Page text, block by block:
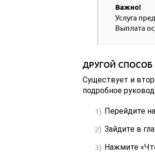
Важно!
Услуга
Выплата
ДРУГОЙ СПОСОБ
Существует и
подробное
Перейдите на
Зайдите в
Нажмите